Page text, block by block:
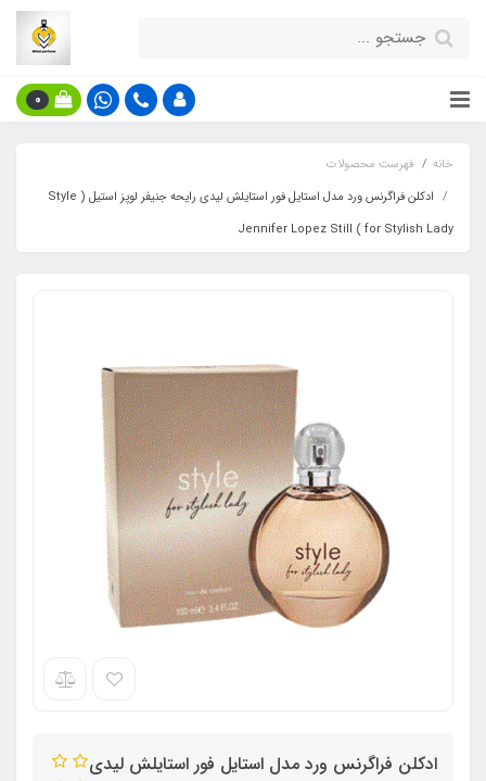
0
خانه
فهرست محصولات
ادکلن فراگرنس ورد مدل استایل فور استایلش لیدی رایحه جنیفر لوپز استیل ( Style
for Stylish Lady ) Jennifer Lopez Still
ادکلن فراگرنس ورد مدل استایل فور استایلش لیدی